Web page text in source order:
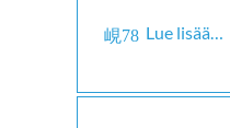
Lue lisää…